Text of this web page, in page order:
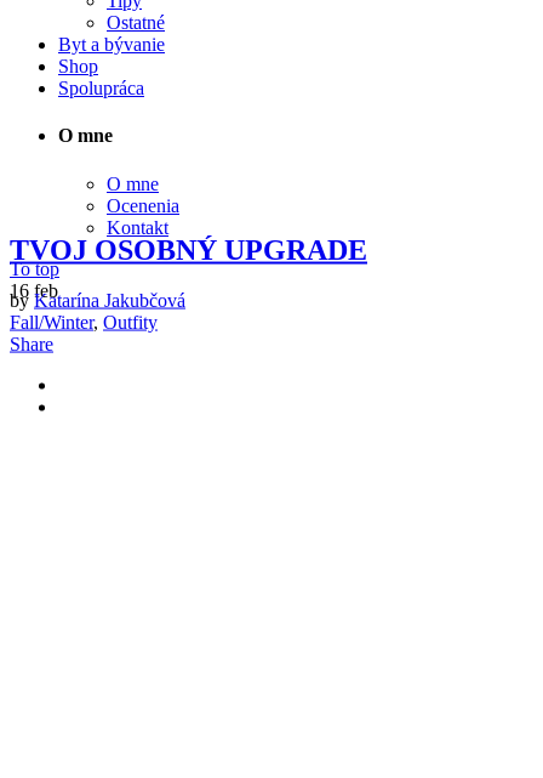
Ostatné
Byt a bývanie
Shop
Spolupráca
O mne
O mne
Ocenenia
Kontakt
To top
16 feb
TVOJ OSOBNÝ UPGRADE
by Katarína Jakubčová
Fall/Winter, Outfity
Share